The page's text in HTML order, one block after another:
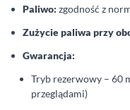
Paliwo: zgodność z
Zużycie paliwa przy
Gwarancja:
Tryb rezerwowy – 60
przeglądami)